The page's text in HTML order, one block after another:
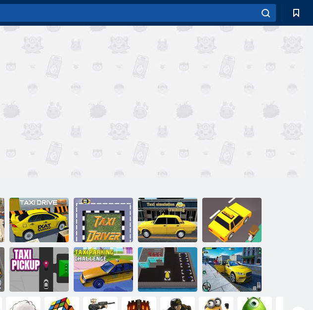
Taksi Sürücüsü Taksi sürücüsü
Taksi
simülasyonu
eğitimi
Şerit Değiştirme
3D